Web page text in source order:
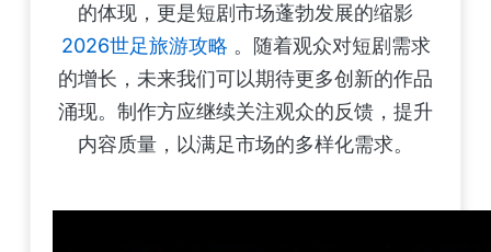
的体现，更是短剧市场蓬勃发展的缩影
2026世足旅游攻略 。随着观众对短剧需求
的增长，未来我们可以期待更多创新的作品
涌现。制作方应继续关注观众的反馈，提升
内容质量，以满足市场的多样化需求。